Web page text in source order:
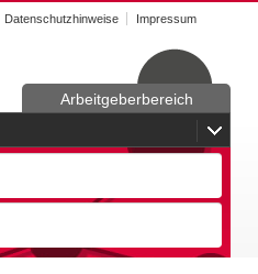
Datenschutzhinweise Impressum
Arbeitgeberbereich